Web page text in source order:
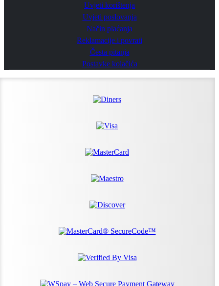
Uvjeti korištenja
Uvjeti poslovanja
Način plaćanja
Reklamacije i povrati
Česta pitanja
Postavke kolačića